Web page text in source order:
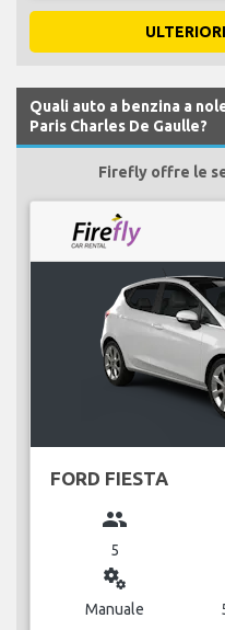
Quali auto a benzina a
Paris Charles De Gaulle?
Firefly offre le
FORD FIESTA
group
5
miscellaneous_services
Manuale